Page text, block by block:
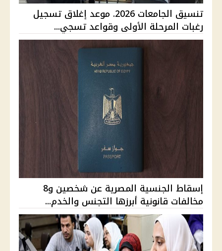
تنسيق الجامعات 2026. موعد إغلاق تسجيل
رغبات المرحلة الأولى وقواعد تسجي...
إسقاط الجنسية المصرية عن شخصين و8
مخالفات قانونية أبرزها التجنس والخدم...